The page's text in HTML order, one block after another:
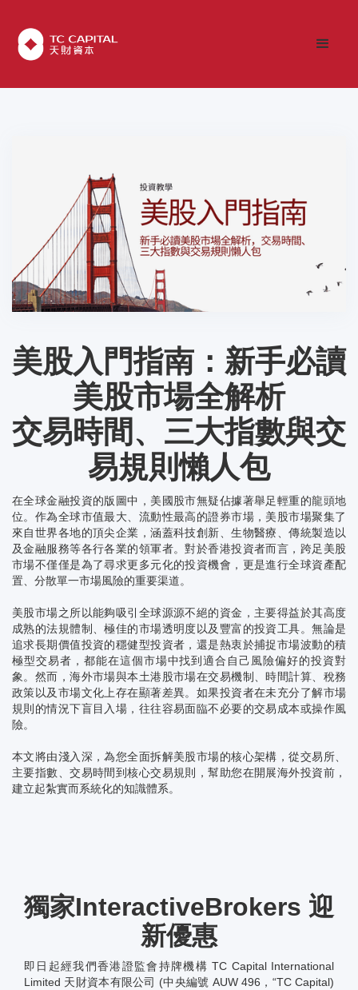
美股入門指南：新手必讀
美股市場全解析
交易時間、三大指數與交
易規則懶人包
在全球金融投資的版圖中，美國股市無疑佔據著舉足輕重的龍頭地
位。作為全球市值最大、流動性最高的證券市場，美股市場聚集了
來自世界各地的頂尖企業，涵蓋科技創新、生物醫療、傳統製造以
及金融服務等各行各業的領軍者。對於香港投資者而言，跨足美股
市場不僅僅是為了尋求更多元化的投資機會，更是進行全球資產配
置、分散單一市場風險的重要渠道。
美股市場之所以能夠吸引全球源源不絕的資金，主要得益於其高度
成熟的法規體制、極佳的市場透明度以及豐富的投資工具。無論是
追求長期價值投資的穩健型投資者，還是熱衷於捕捉市場波動的積
極型交易者，都能在這個市場中找到適合自己風險偏好的投資對
象。然而，海外市場與本土港股市場在交易機制、時間計算、稅務
政策以及市場文化上存在顯著差異。如果投資者在未充分了解市場
規則的情況下盲目入場，往往容易面臨不必要的交易成本或操作風
險。
本文將由淺入深，為您全面拆解美股市場的核心架構，從交易所、
主要指數、交易時間到核心交易規則，幫助您在開展海外投資前，
建立起紮實而系統化的知識體系。
獨家InteractiveBrokers 迎
新優惠
即日起經我們香港證監會持牌機構 TC Capital International
Limited 天財資本有限公司 (中央編號 AUW 496，“TC Capital)